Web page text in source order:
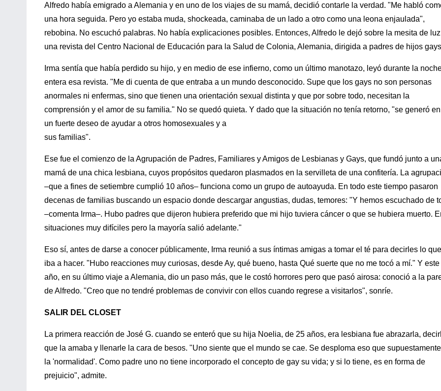
Alfredo había emigrado a Alemania y en uno de los viajes de su mamá, decidió contarle la verdad. "Me habló
una hora seguida. Pero yo estaba muda, shockeada, caminaba de un lado a otro como una leona enjaulada",
rebobina. No escuchó palabras. No había explicaciones posibles. Entonces, Alfredo le dejó sobre la mesita de luz
una revista del Centro Nacional de Educación para la Salud de Colonia, Alemania, dirigida a padres de hijos
Irma sentía que había perdido su hijo, y en medio de ese infierno, como un último manotazo, leyó durante la
entera esa revista. "Me di cuenta de que entraba a un mundo desconocido. Supe que los gays no son personas
anormales ni enfermas, sino que tienen una orientación sexual distinta y que por sobre todo, necesitan la
comprensión y el amor de su familia." No se quedó quieta. Y dado que la situación no tenía retorno, "se generó
un fuerte deseo de ayudar a otros homosexuales y a
sus familias".
Ese fue el comienzo de la Agrupación de Padres, Familiares y Amigos de Lesbianas y Gays, que fundó junto a
mamá de una chica lesbiana, cuyos propósitos quedaron plasmados en la servilleta de una confitería. La
–que a fines de setiembre cumplió 10 años– funciona como un grupo de autoayuda. En todo este tiempo pasaron
decenas de familias buscando un espacio donde descargar angustias, dudas, temores: "Y hemos escuchado de
–comenta Irma–. Hubo padres que dijeron hubiera preferido que mi hijo tuviera cáncer o que se hubiera muerto.
situaciones muy difíciles pero la mayoría salió adelante."
Eso sí, antes de darse a conocer públicamente, Irma reunió a sus íntimas amigas a tomar el té para decirles lo que
iba a hacer. "Hubo reacciones muy curiosas, desde Ay, qué bueno, hasta Qué suerte que no me tocó a mí." Y este
año, en su último viaje a Alemania, dio un paso más, que le costó horrores pero que pasó airosa: conoció a la
de Alfredo. "Creo que no tendré problemas de convivir con ellos cuando regrese a visitarlos", sonríe.
SALIR DEL CLOSET
La primera reacción de José G. cuando se enteró que su hija Noelia, de 25 años, era lesbiana fue abrazarla,
que la amaba y llenarle la cara de besos. "Uno siente que el mundo se cae. Se desploma eso que
la 'normalidad'. Como padre uno no tiene incorporado el concepto de gay su vida; y si lo tiene, es en forma de
prejuicio", admite.